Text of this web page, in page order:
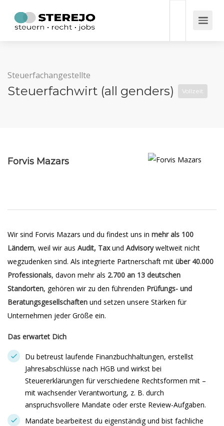
Steuerfachangestellte
Steuerfachwirt (all genders) Vollzeit
Forvis Mazars
Wir sind Forvis Mazars und du findest uns in mehr als 100
Ländern, weil wir aus Audit, Taxund Advisoryweltweit nicht
wegzudenken sind. Als integrierte Partnerschaft mit über 40.000
Professionals, davon mehr als 2.700 an 13 deutschen
Standorten, gehören wir zu den führenden Prüfungs- und
Beratungsgesellschaften und setzen unsere Stärken für
Unternehmen jeder Größe ein.
Das erwartet Dich
Du betreust laufende Finanzbuchhaltungen, erstellst
Jahresabschlüsse nach HGB und wirkst bei
Steuererklärungen für verschiedene Rechtsformen mit –
mit wachsender Verantwortung, z. B. durch
anspruchsvollere Mandate oder erste Review-Aufgaben.
Mandate bearbeitest du eigenständig und bist fachliche